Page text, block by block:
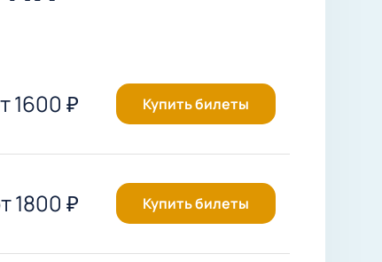
1600 ₽ Купить билеты
1800 ₽ Купить билеты